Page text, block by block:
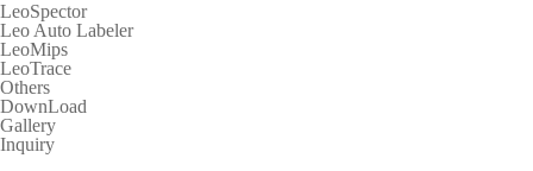
LeoSpector
Leo Auto Labeler
LeoMips
LeoTrace
Others
DownLoad
Gallery
Inquiry